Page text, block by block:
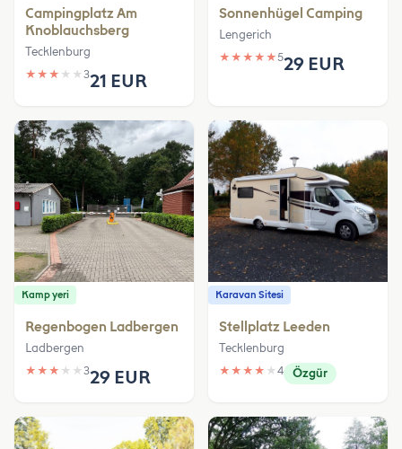
Campingplatz Am
Knoblauchsberg
Tecklenburg
★ ★ ★ ★ ★ 321 EUR
Sonnenhügel Camping
Lengerich
★ ★ ★ ★ ★529 EUR
Kamp yeri
Regenbogen Ladbergen
Ladbergen
★ ★ ★ ★ ★ 329 EUR
Karavan Sitesi
Stellplatz Leeden
Tecklenburg
★ ★ ★ ★ ★ 4 Özgür